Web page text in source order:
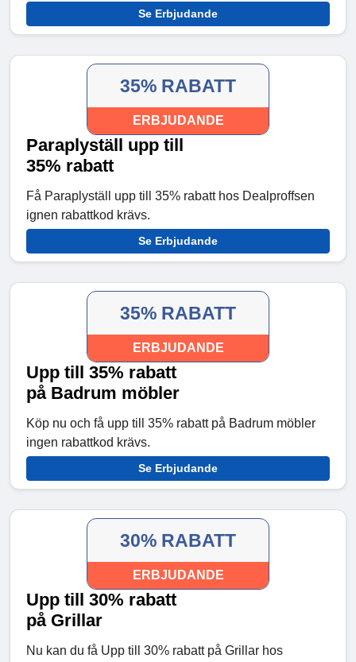
Se Erbjudande
35% RABATT
ERBJUDANDE
Paraplyställ upp till
35% rabatt
Få Paraplyställ upp till 35% rabatt hos Dealproffsen
ignen rabattkod krävs.
Se Erbjudande
35% RABATT
ERBJUDANDE
Upp till 35% rabatt
på Badrum möbler
Köp nu och få upp till 35% rabatt på Badrum möbler
ingen rabattkod krävs.
Se Erbjudande
30% RABATT
ERBJUDANDE
Upp till 30% rabatt
på Grillar
Nu kan du få Upp till 30% rabatt på Grillar hos